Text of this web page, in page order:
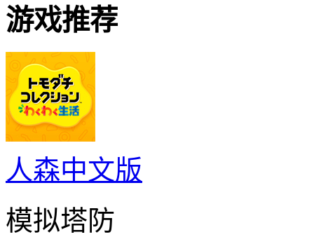
游戏推荐
人森中文版
模拟塔防